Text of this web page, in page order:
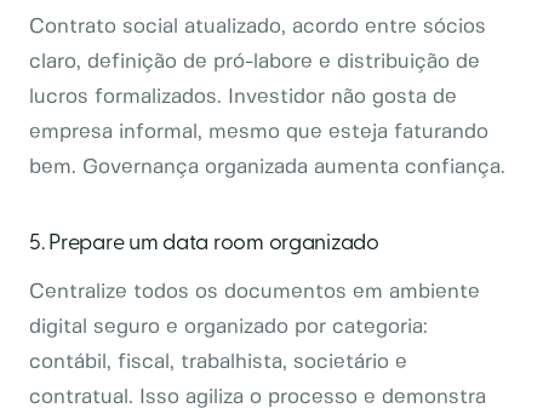
Contrato social atualizado, acordo entre sócios
claro, definição de pró-labore e distribuição de
lucros formalizados. Investidor não gosta de
empresa informal, mesmo que esteja faturando
bem. Governança organizada aumenta confiança.
5. Prepare um data room organizado
Centralize todos os documentos em ambiente
digital seguro e organizado por categoria:
contábil, fiscal, trabalhista, societário e
contratual. Isso agiliza o processo e demonstra